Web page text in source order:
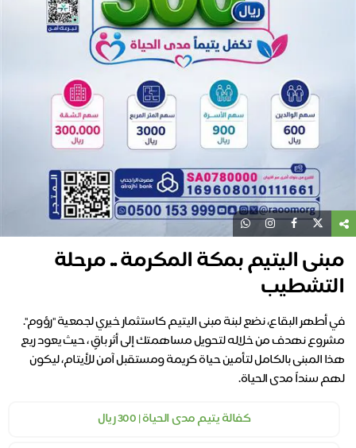
مبنى اليتيم بمكة المكرمة .. مرحلة
التشطيب
مشروع نهدف من خلاله لتحويل مساهمتك إلى أثر باقٍ ، حيث يعود ريع
هذا المبنى بالكامل لتأمين حياة كريمة ومستقبل آمن للأيتام، ليكون
لهم سنداً مدى الحياة.
كفالة يتيم مدى الحياة | 300 ريال